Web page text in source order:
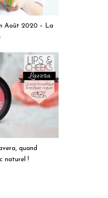
Août 2020 – La
quand
naturel !